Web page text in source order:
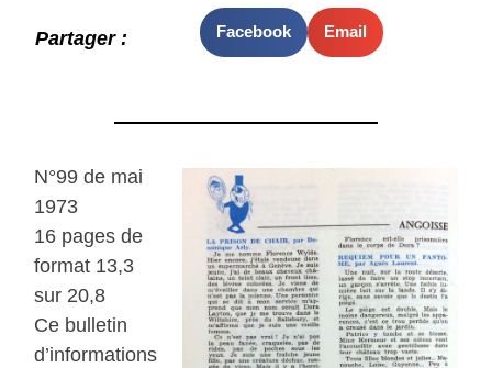
Partager : Facebook Email
N°99 de mai
1973
16 pages de
format 13,3
sur 20,8
Ce bulletin
d’informations